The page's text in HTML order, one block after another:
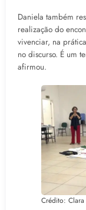
Daniela também
realização do
vivenciar, na
no discurso. É um
afirmou.
Crédito: